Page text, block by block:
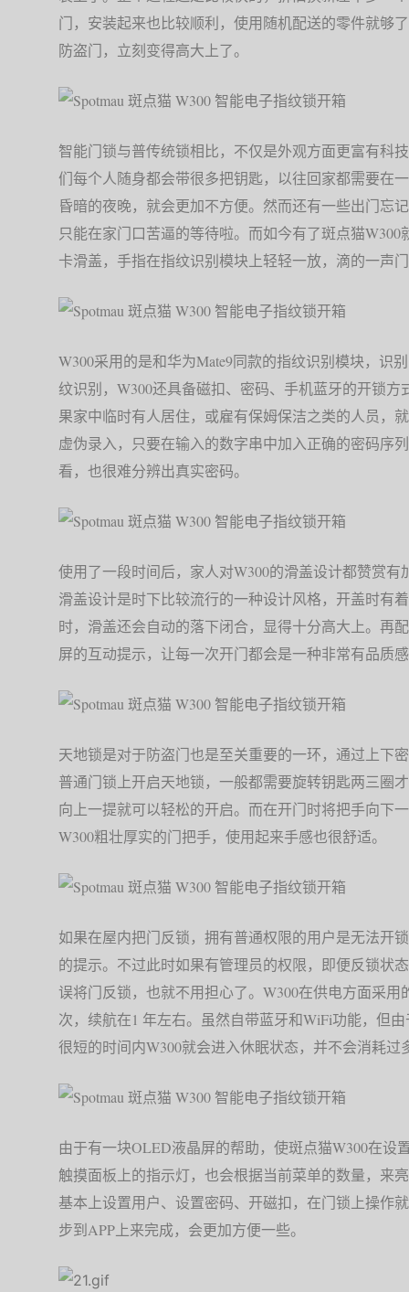
门，安装起来也比较顺利，使用随机配送的零件就够
防盗门，立刻变得高大上了。
智能门锁与普传统锁相比，不仅是外观方面更富有科
们每个人随身都会带很多把钥匙，以往回家都需要在
昏暗的夜晚，就会更加不方便。然而还有一些出门忘
只能在家门口苦逼的等待啦。而如今有了斑点猫
卡滑盖，手指在指纹识别模块上轻轻一放，滴的一声
W300采用的是和华为Mate9同款的指纹识别模块，识
纹识别，W300还具备磁扣、密码、手机蓝牙的开锁
果家中临时有人居住，或雇有保姆保洁之类的人员，
虚伪录入，只要在输入的数字串中加入正确的密码序
看，也很难分辨出真实密码。
使用了一段时间后，家人对W300的滑盖设计都赞赏
滑盖设计是时下比较流行的一种设计风格，开盖时有
时，滑盖还会自动的落下闭合，显得十分高大上。再
屏的互动提示，让每一次开门都会是一种非常有品质
天地锁是对于防盗门也是至关重要的一环，通过上下
普通门锁上开启天地锁，一般都需要旋转钥匙两三圈
向上一提就可以轻松的开启。而在开门时将把手向下
W300粗壮厚实的门把手，使用起来手感也很舒适。
如果在屋内把门反锁，拥有普通权限的用户是无法开
的提示。不过此时如果有管理员的权限，即便反锁状
误将门反锁，也就不用担心了。W300在供电方面采
次，续航在1 年左右。虽然自带蓝牙和WiFi功能，但
很短的时间内W300就会进入休眠状态，并不会消耗过
由于有一块OLED液晶屏的帮助，使斑点猫W300在设
触摸面板上的指示灯，也会根据当前菜单的数量，来
基本上设置用户、设置密码、开磁扣，在门锁上操作
步到APP上来完成，会更加方便一些。